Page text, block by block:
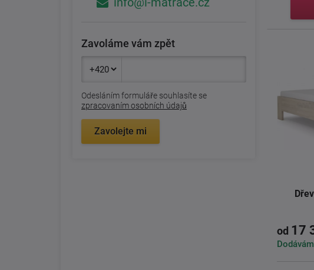
Zavoláme vám zpět
Odesláním formuláře souhlasíte se
zpracovaním osobních údajů
Zavolejte mi
od 17